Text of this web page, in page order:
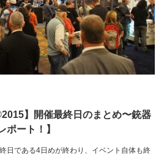
】開催最終日のまとめ〜銃器
ポート！】
日である4日めが終わり、イベント自体も終